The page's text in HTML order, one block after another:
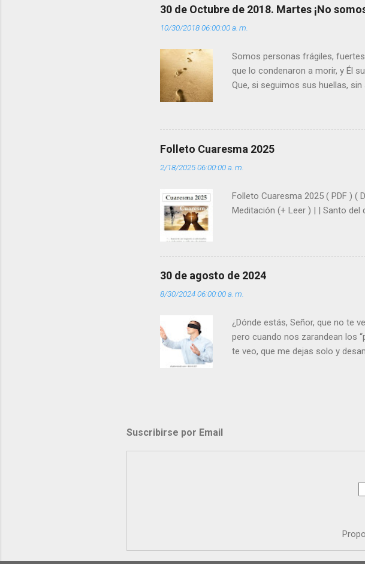
30 de Octubre de 2018. Martes ¡No
10/30/2018 06:00:00 a. m.
Somos personas frágiles,
que lo condenaron a morir, y Él
Que, si seguimos sus huellas,
que los demás se sientan
pero tú me das la savia para
”. - ¿Te sientes super hombre?
(+ Leer ) |
Folleto Cuaresma 2025
2/18/2025 06:00:00 a. m.
Folleto Cuaresma 2025 ( PDF ) (
Meditación (+ Leer ) | | Santo del
30 de agosto de 2024
8/30/2024 06:00:00 a. m.
¿Dónde estás, Señor, que no te
pero cuando nos zarandean los
te veo, que me dejas solo y
porque lloras tus problemas y
perdón que el odio? Si es así, es
Suscribirse por Email